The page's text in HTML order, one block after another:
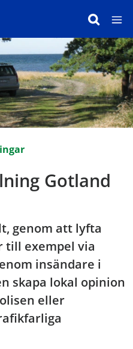
Gotland
genom att lyfta
till exempel via
insändare i
skapa lokal opinion
eller